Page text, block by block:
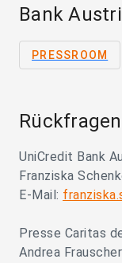
Bank
PRESSROOM
UniCredit Bank
Franziska
E-Mail:
Presse Caritas
Andrea